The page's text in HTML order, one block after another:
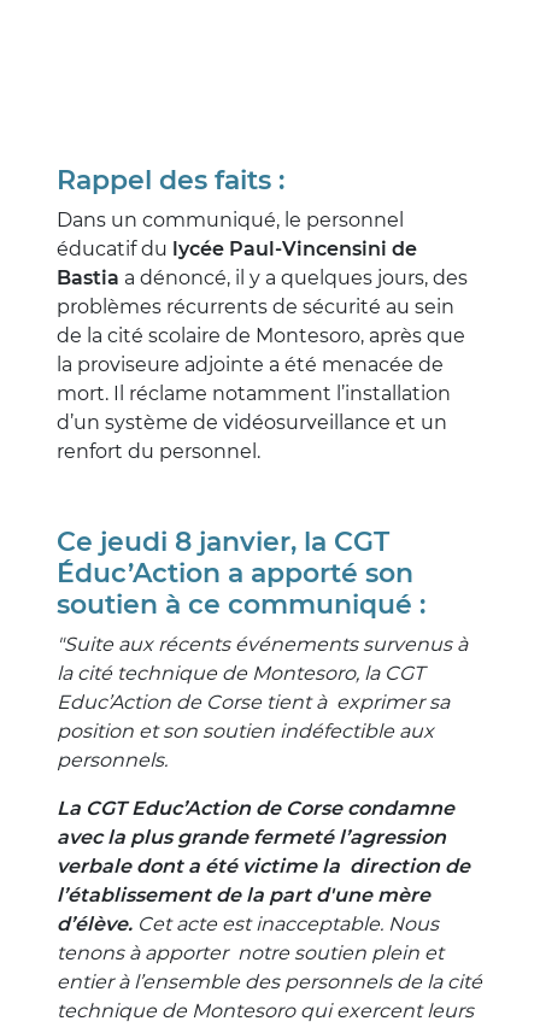
Rappel des faits :
Dans un communiqué, le personnel
éducatif du lycée Paul-Vincensini de
Bastia a dénoncé, il y a quelques jours, des
problèmes récurrents de sécurité au sein
de la cité scolaire de Montesoro, après que
la proviseure adjointe a été menacée de
mort. Il réclame notamment l’installation
d’un système de vidéosurveillance et un
renfort du personnel.
Ce jeudi 8 janvier, la CGT
Éduc’Action a apporté son
soutien à ce communiqué :
"Suite aux récents événements survenus à
la cité technique de Montesoro, la CGT
Educ’Action de Corse tient à exprimer sa
position et son soutien indéfectible aux
personnels.
La CGT Educ’Action de Corse condamne
avec la plus grande fermeté l’agression
verbale dont a été victime la direction de
l’établissement de la part d'une mère
d’élève. Cet acte est inacceptable. Nous
tenons à apporter notre soutien plein et
entier à l’ensemble des personnels de la cité
technique de Montesoro qui exercent leurs